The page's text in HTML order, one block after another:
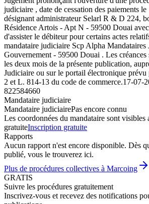
judiciaire , date de cessation des paiements
désignant administrateur Selarl R & D 224,
Résidence Artois - Apt N - 59500 Douai
d'assister le débiteur pour certains actes
mandataire judiciaire Scp Alpha Mandataires
Gouvernement - 59500 Douai . Les créances
les deux mois de la présente publication,
Judiciaire ou sur le portail électronique
2 et L. 814-13 du code de commerce.17-07-
822584660
Mandataire judiciaire
Mandataire judiciairePas encore connu
Les coordonnées du mandataire sont visibles
gratuiteInscription gratuite
Rapports
Aucun rapport n'est encore disponible. Dès
publié, vous le trouverez ici.
Plus de procédures collectives à Marcoing
GRATIS
Suivre les procédures gratuitement
Inscrivez-vous et recevez des notifications